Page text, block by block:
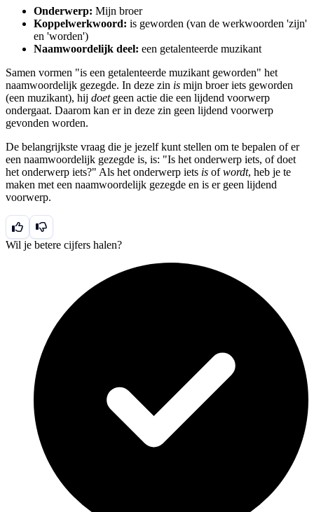
Onderwerp: Mijn broer
Koppelwerkwoord: is geworden (van de werkwoorden 'zijn'
en 'worden')
Naamwoordelijk deel: een getalenteerde muzikant
Samen vormen "is een getalenteerde muzikant geworden" het
naamwoordelijk gezegde. In deze zin is mijn broer iets geworden
(een muzikant), hij doetgeen actie die een lijdend voorwerp
ondergaat. Daarom kan er in deze zin geen lijdend voorwerp
gevonden worden.
De belangrijkste vraag die je jezelf kunt stellen om te bepalen of er
een naamwoordelijk gezegde is, is: "Is het onderwerp iets, of doet
het onderwerp iets?" Als het onderwerp iets is ofwordt, heb je te
maken met een naamwoordelijk gezegde en is er geen lijdend
voorwerp.
Wil je betere cijfers halen?